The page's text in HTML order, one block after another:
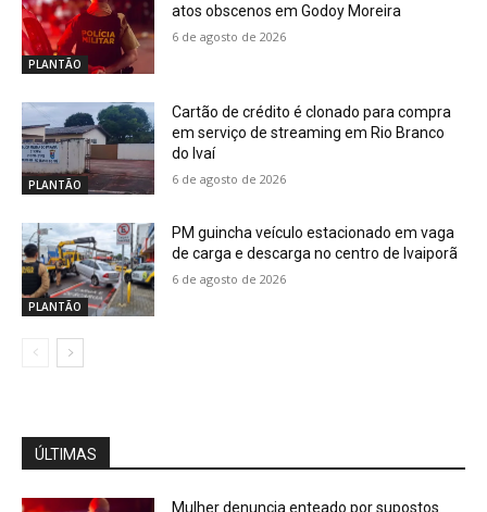
PLANTÃO
atos obscenos em Godoy Moreira
6 de agosto de 2026
PLANTÃO
Cartão de crédito é clonado para compra
em serviço de streaming em Rio Branco
do Ivaí
6 de agosto de 2026
PLANTÃO
PM guincha veículo estacionado em vaga
de carga e descarga no centro de Ivaiporã
6 de agosto de 2026
ÚLTIMAS
Mulher denuncia enteado por supostos